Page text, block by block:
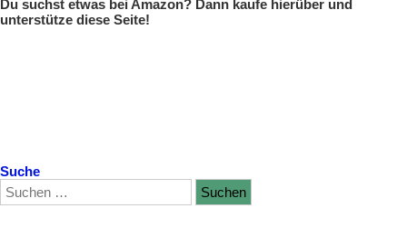
Du suchst etwas bei Amazon? Dann kaufe hierüber und
unterstütze diese Seite!
Suche